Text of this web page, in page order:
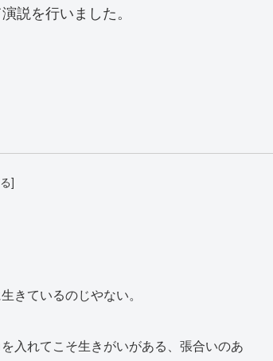
説を行いました。
きているのじやない。
入れてこそ生きがいがある、張合いのあ